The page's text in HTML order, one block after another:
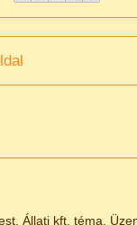
Állati kft. téma.